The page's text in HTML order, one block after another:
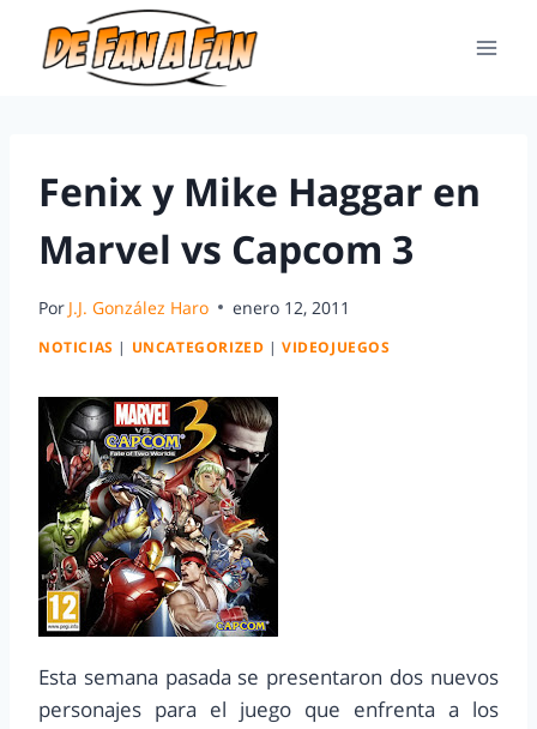
Fenix y Mike Haggar en
Marvel vs Capcom 3
Por J.J. González Haro enero 12, 2011
NOTICIAS | UNCATEGORIZED |VIDEOJUEGOS
Esta semana pasada se presentaron dos nuevos
personajes para el juego que enfrenta a los